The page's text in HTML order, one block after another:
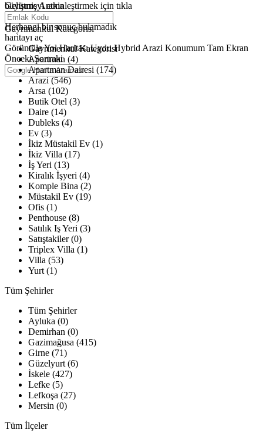
büyütmeyi etkinleştirmek için tıkla
Haritalar yükleniyor
Herhangi bir sonuç bulamadık
haritayı aç
GörüntüleYol Haritası Uydu Hybrid Arazi Konumum Tam Ekran
Önceki Sonraki
Gelişmiş Arama
Gayrimenkul Kategorisi
Gayrimenkul Kategorisi
Apartman (4)
Apartman Dairesi (174)
Arazi (546)
Arsa (102)
Butik Otel (3)
Daire (14)
Dubleks (4)
Ev (3)
İkiz Müstakil Ev (1)
İkiz Villa (17)
İş Yeri (13)
Kiralık İşyeri (4)
Komple Bina (2)
Müstakil Ev (19)
Ofis (1)
Penthouse (8)
Satılık Iş Yeri (3)
Satıştakiler (0)
Triplex Villa (1)
Villa (53)
Yurt (1)
Tüm Şehirler
Tüm Şehirler
Ayluka (0)
Demirhan (0)
Gazimağusa (415)
Girne (71)
Güzelyurt (6)
İskele (427)
Lefke (5)
Lefkoşa (27)
Mersin (0)
Tüm İlçeler